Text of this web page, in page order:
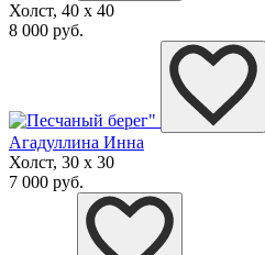
Холст, 40 x 40
8 000 руб.
Агадуллина Инна
Холст, 30 x 30
7 000 руб.